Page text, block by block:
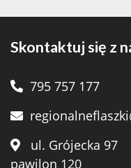
Skontaktuj się z
795 757 177
ul. Grójecka 97
pawilon 120